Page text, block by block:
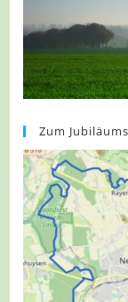
Zum